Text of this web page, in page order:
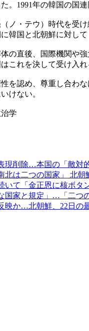
。1991年の韓国の国
ノ・テウ）時代を受
韓国と北朝鮮に対し
の直後、国際機関や
これを決して受け入
を認め、尊重し合わ
けない。
学
現削除…本国の「敵対
北は二つの国家」 北
いて「金正恩に核ボタ
国家と規定」…「二つ
映か…北朝鮮、22日の